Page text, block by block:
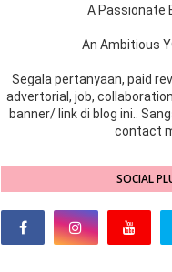
A Passionate
An Ambitious
Segala pertanyaan, paid
advertorial, job,
banner/ link di blog ini..
contact
SOCIAL